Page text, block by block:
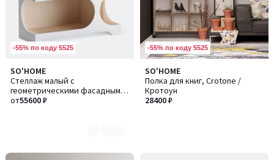
-55% по коду 5525
SO'HOME
Стеллаж малый с
геометрическими фасадными
вырезами, 110 см
от55600 ₽
Количество
цветов:
2
-55% по коду 5525
SO'HOME
Полка для книг, Crotone /
Кротоун
28400 ₽